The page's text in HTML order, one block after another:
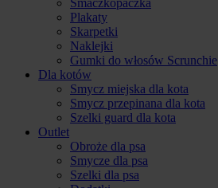
Smaczkopaczka
Plakaty
Skarpetki
Naklejki
Gumki do włosów Scrunchie
Dla kotów
Smycz miejska dla kota
Smycz przepinana dla kota
Szelki guard dla kota
Outlet
Obroże dla psa
Smycze dla psa
Szelki dla psa